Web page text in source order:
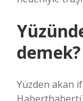
demek?
Yüzden akan